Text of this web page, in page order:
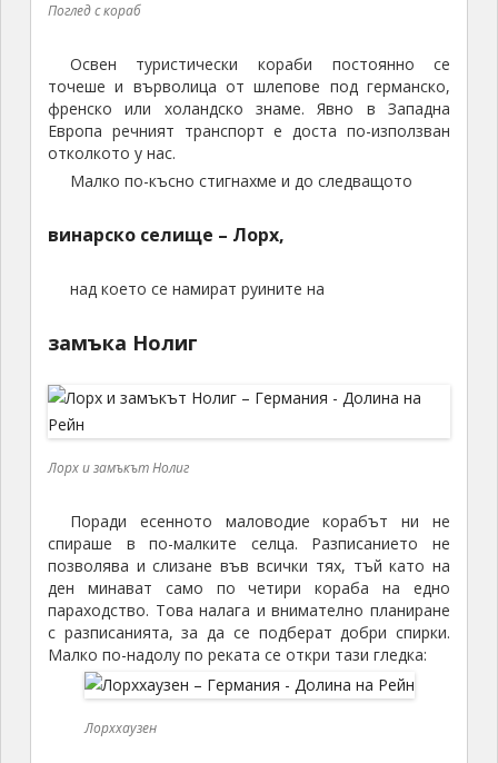
Поглед с кораб
Освен туристически кораби постоянно се
точеше и върволица от шлепове под германско,
френско или холандско знаме. Явно в Западна
Европа речният транспорт е доста по-използван
отколкото у нас.
Малко по-късно стигнахме и до следващото
винарско селище – Лорх,
над което се намират руините на
замъка Нолиг
Лорх и замъкът Нолиг
Поради есенното маловодие корабът ни не
спираше в по-малките селца. Разписанието не
позволява и слизане във всички тях, тъй като на
ден минават само по четири кораба на едно
параходство. Това налага и внимателно планиране
с разписанията, за да се подберат добри спирки.
Малко по-надолу по реката се откри тази гледка:
Лорххаузен